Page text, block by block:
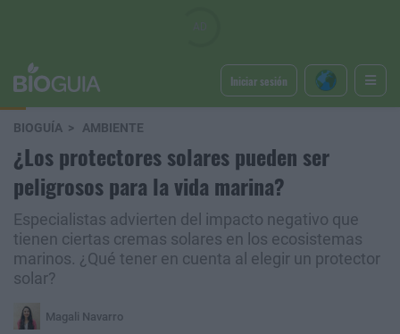
Iniciar sesión
BIOGUÍA AMBIENTE
¿Los protectores solares pueden ser
peligrosos para la vida marina?
Especialistas advierten del impacto negativo que
tienen ciertas cremas solares en los ecosistemas
marinos. ¿Qué tener en cuenta al elegir un protector
solar?
Magali Navarro